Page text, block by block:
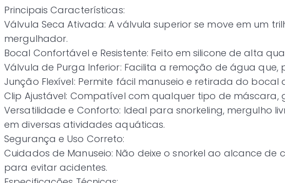
Principais Características:
Válvula Seca Ativada: A válvula superior se move em um
mergulhador.
Bocal Confortável e Resistente: Feito em silicone de alta
Válvula de Purga Inferior: Facilita a remoção de água que,
Junção Flexível: Permite fácil manuseio e retirada do
Clip Ajustável: Compatível com qualquer tipo de
Versatilidade e Conforto: Ideal para snorkeling, mergulho
em diversas atividades aquáticas.
Segurança e Uso Correto:
Cuidados de Manuseio: Não deixe o snorkel ao alcance
para evitar acidentes.